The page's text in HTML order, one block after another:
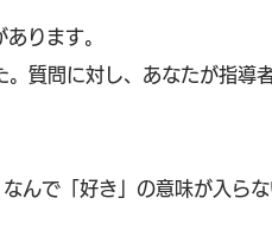
ります。
質問に対し、あなたが指導
んで「好き」の意味が入ら